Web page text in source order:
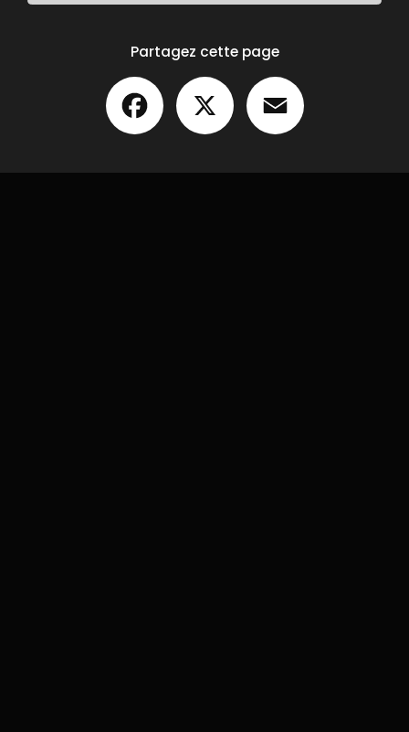
Partagez cette page
Facebook